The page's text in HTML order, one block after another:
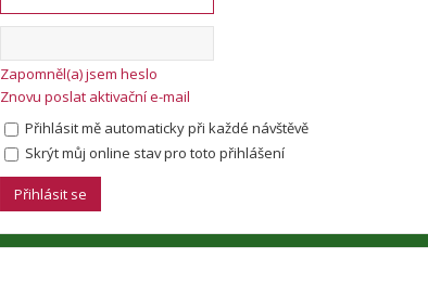
Zapomněl(a) jsem heslo
Znovu poslat aktivační e-mail
Přihlásit mě automaticky při každé návštěvě
Skrýt můj online stav pro toto přihlášení